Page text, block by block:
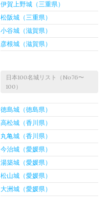
伊賀上野城（三重県）
松阪城（三重県）
小谷城（滋賀県）
彦根城（滋賀県）
日本100名城リスト（No76〜
100）
徳島城（徳島県）
高松城（香川県）
丸亀城（香川県）
今治城（愛媛県）
湯築城（愛媛県）
松山城（愛媛県）
大洲城（愛媛県）